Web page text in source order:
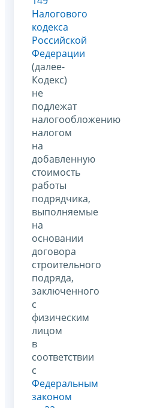
Налогового
кодекса
Российской
Федерации
(далее-
Кодекс)
не
подлежат
налогообложению
налогом
на
добавленную
стоимость
работы
подрядчика,
выполняемые
на
основании
договора
строительного
подряда,
заключенного
с
физическим
лицом
в
соответствии
с
Федеральным
законом